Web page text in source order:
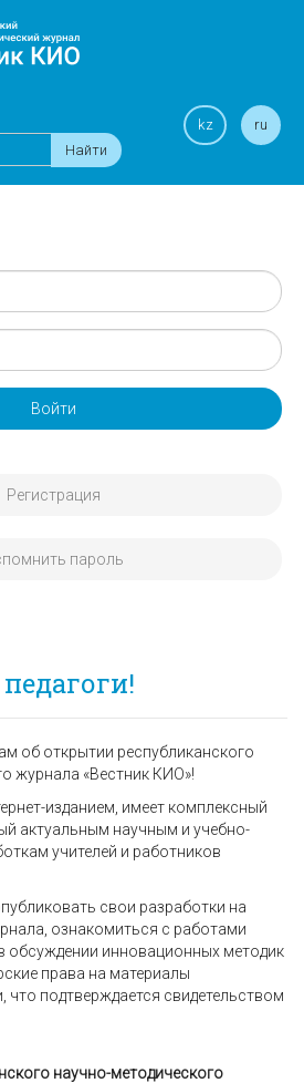
Найти
kz ru
Войти
Регистрация
пароль
об открытии республиканского
журнала «Вестник КИО»!
изданием, имеет комплексный
актуальным научным и учебно-
учителей и работников
свои разработки на
ознакомиться с работами
обсуждении инновационных методик
права на материалы
что подтверждается свидетельством
научно-методического